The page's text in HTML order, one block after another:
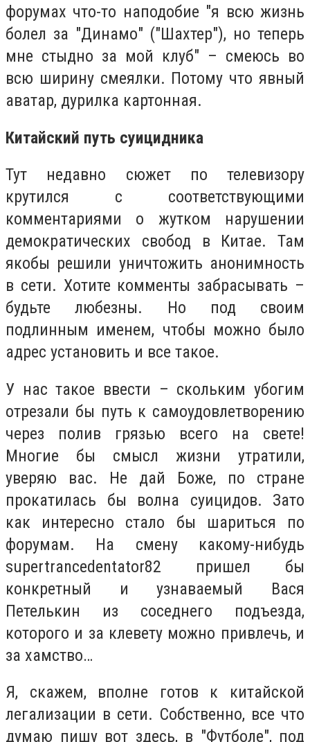
форумах что-то наподобие "я всю жизнь
болел за "Динамо" ("Шахтер"), но теперь
мне стыдно за мой клуб" – смеюсь во
всю ширину смеялки. Потому что явный
аватар, дурилка картонная.
Китайский путь суицидника
Тут недавно сюжет по телевизору
крутился с соответствующими
комментариями о жутком нарушении
демократических свобод в Китае. Там
якобы решили уничтожить анонимность
в сети. Хотите комменты забрасывать –
будьте любезны. Но под своим
подлинным именем, чтобы можно было
адрес установить и все такое.
У нас такое ввести – скольким убогим
отрезали бы путь к самоудовлетворению
через полив грязью всего на свете!
Многие бы смысл жизни утратили,
уверяю вас. Не дай Боже, по стране
прокатилась бы волна суицидов. Зато
как интересно стало бы шариться по
форумам. На смену какому-нибудь
supertrancedentator82 пришел бы
конкретный и узнаваемый Вася
Петелькин из соседнего подъезда,
которого и за клевету можно привлечь, и
за хамство…
Я, скажем, вполне готов к китайской
легализации в сети. Собственно, все что
думаю пишу вот здесь, в "Футболе", под